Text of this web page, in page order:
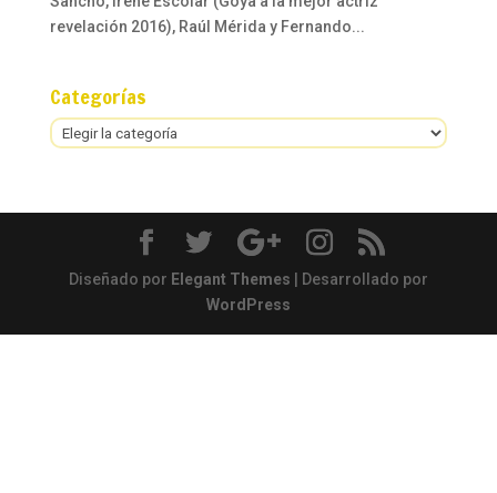
revelación 2016), Raúl Mérida y Fernando...
Categorías
Categorías
Diseñado por Elegant Themes | Desarrollado por
WordPress